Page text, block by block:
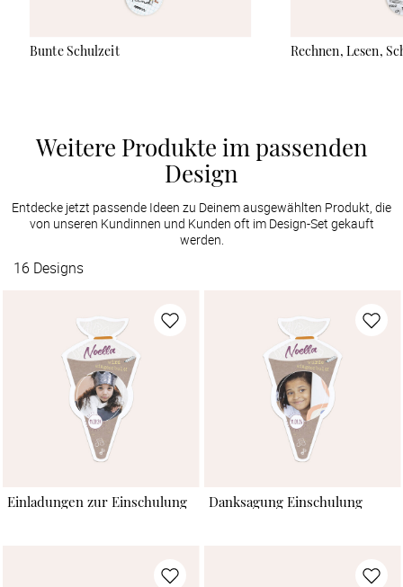
Bunte Schulzeit Rechnen, Lesen,
Weitere Produkte im passenden
Design
Entdecke jetzt passende Ideen zu Deinem ausgewählten Produkt, die
von unseren Kundinnen und Kunden oft im Design-Set gekauft
werden.
16 Designs
Einladungen zur Einschulung Danksagung Einschulung